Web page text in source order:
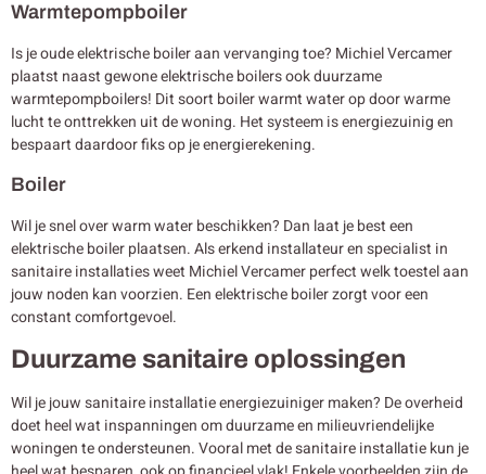
Warmtepompboiler
Is je oude elektrische boiler aan vervanging toe? Michiel Vercamer
plaatst naast gewone elektrische boilers ook duurzame
warmtepompboilers! Dit soort boiler warmt water op door warme
lucht te onttrekken uit de woning. Het systeem is energiezuinig en
bespaart daardoor fiks op je energierekening.
Boiler
Wil je snel over warm water beschikken? Dan laat je best een
elektrische boiler plaatsen. Als erkend installateur en specialist in
sanitaire installaties weet Michiel Vercamer perfect welk toestel aan
jouw noden kan voorzien. Een elektrische boiler zorgt voor een
constant comfortgevoel.
Duurzame sanitaire oplossingen
Wil je jouw sanitaire installatie energiezuiniger maken? De overheid
doet heel wat inspanningen om duurzame en milieuvriendelijke
woningen te ondersteunen. Vooral met de sanitaire installatie kun je